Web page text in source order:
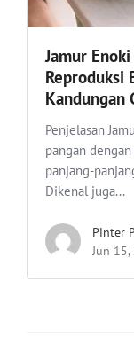
Jamur
Reproduksi
Kandungan
Penjelasan
pangan
panjang-
Dikenal juga...
Pinter
Jun